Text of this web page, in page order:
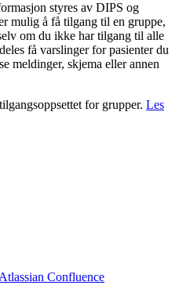
styres av DIPS og
mulig å få tilgang til en gruppe,
om du ikke har tilgang til alle
få varslinger for pasienter du
meldinger, skjema eller annen
for grupper. Les
Atlassian Confluence